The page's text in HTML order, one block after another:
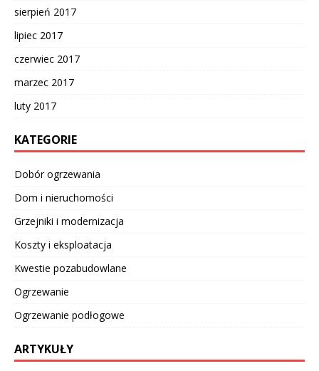
sierpień 2017
lipiec 2017
czerwiec 2017
marzec 2017
luty 2017
KATEGORIE
Dobór ogrzewania
Dom i nieruchomości
Grzejniki i modernizacja
Koszty i eksploatacja
Kwestie pozabudowlane
Ogrzewanie
Ogrzewanie podłogowe
ARTYKUŁY